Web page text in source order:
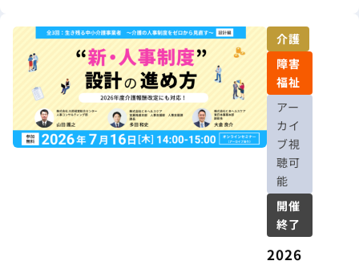
度
は“作っ
て終わ
り”では
ない ―
現場が
『納得
する』
制度運
用の実
践ポイ
ント ―
介護
障害
福祉
アー
カイ
ブ視
聴可
能
開催
終了
2026